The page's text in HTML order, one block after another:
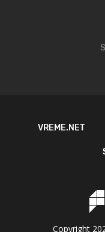
VREME.NET
Copyright